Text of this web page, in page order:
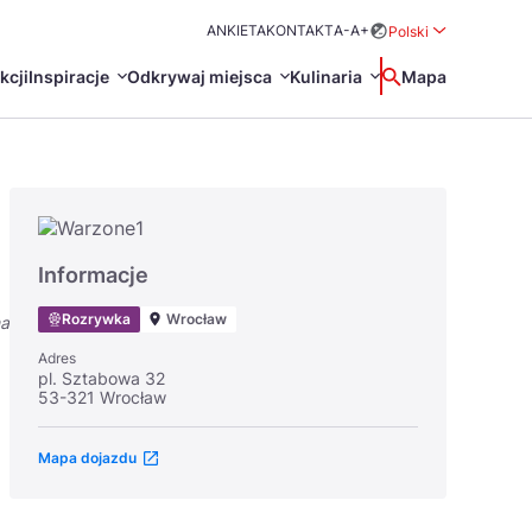
ANKIETAKONTAKTA-A+
Polski
Inspiracje
Certyfikaty POT
Odkrywaj miejsca
Turystyczne
Kulinaria
Restauracje Michelin
Wyszukaj
Mapa
Svenska
Informacje
Rozrywka Wrocław
Adres
pl. Sztabowa 32
53-321 Wrocław
Mapa dojazdu